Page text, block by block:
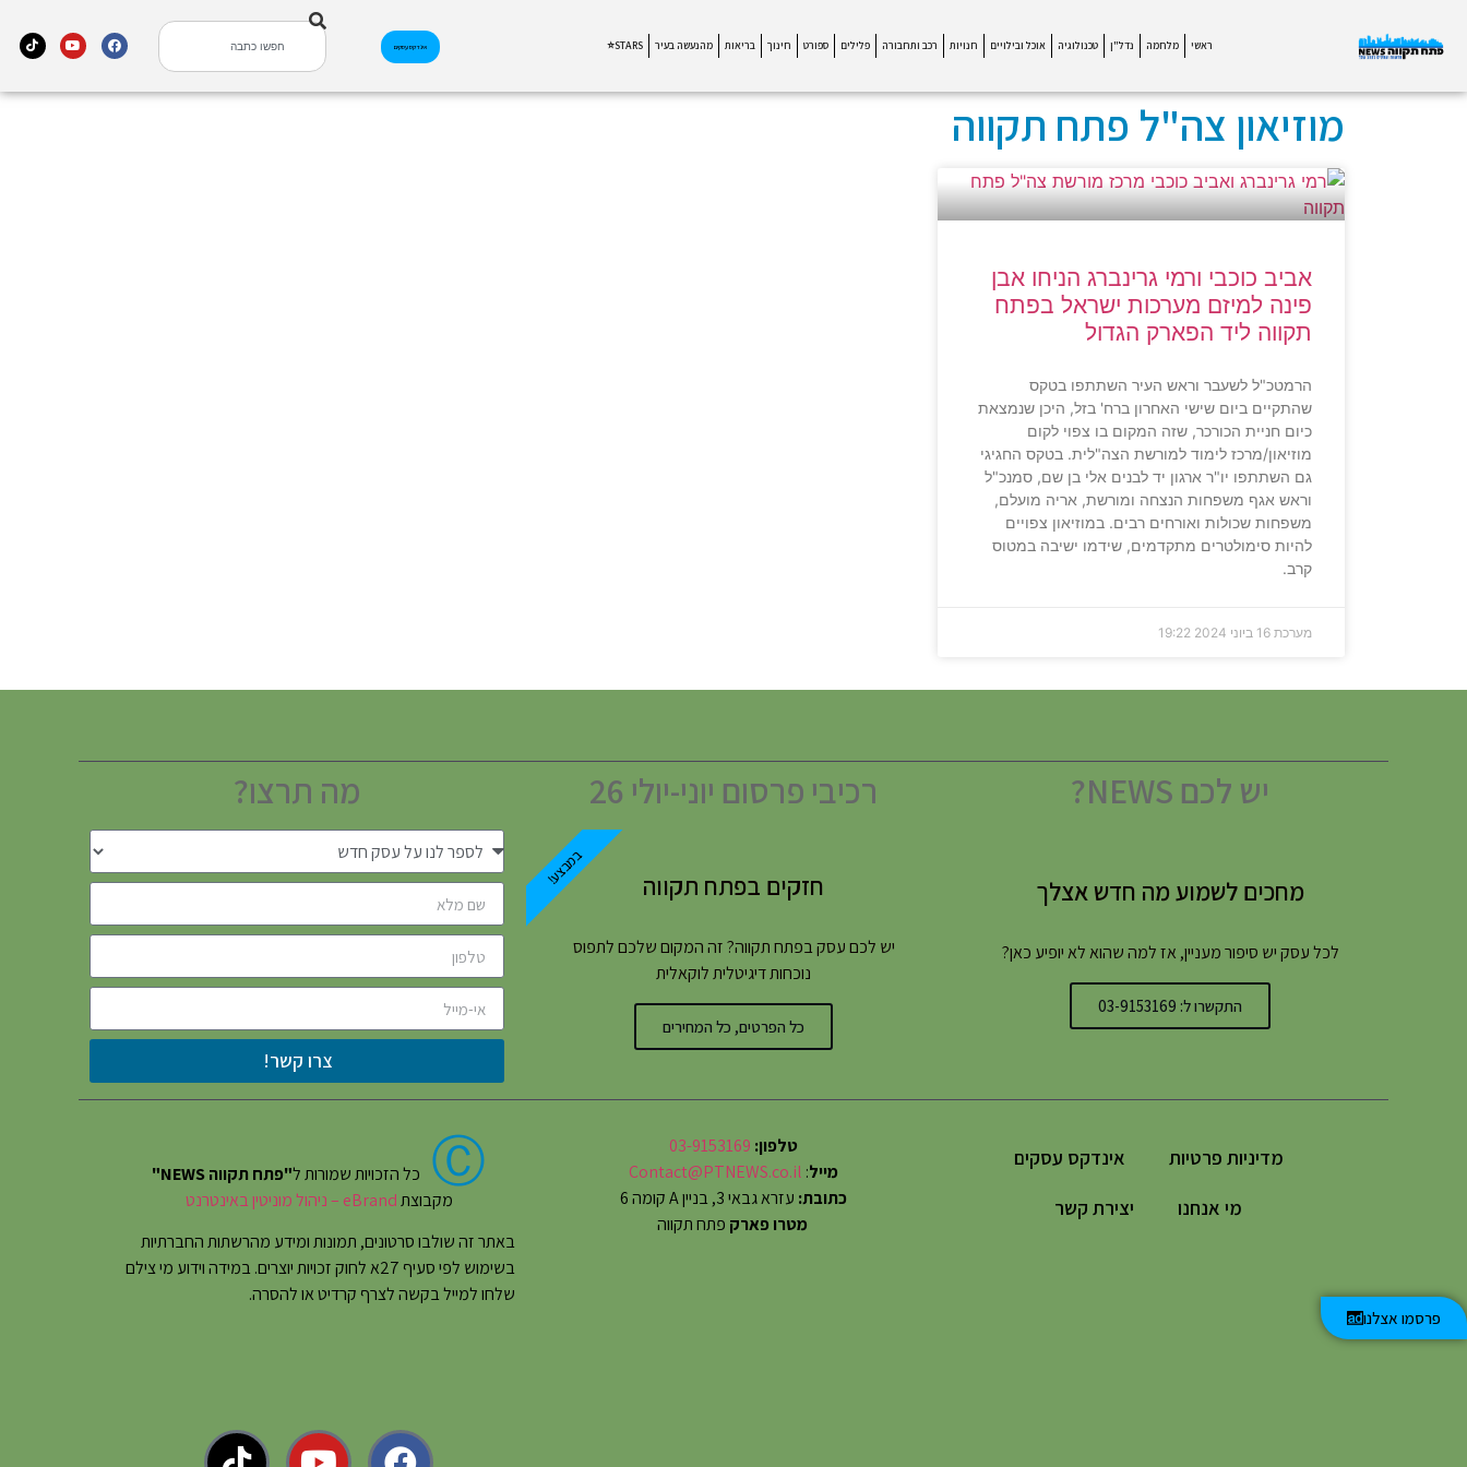
ראשי מלחמה נדל"ן טכנולוגיה אוכל ובילויים חנויות רכב ותחבורה פלילים ספורט חינוך בריאות מהנעשה בעיר STARS⭐ אינדקס עסקים
מוזיאון צה"ל פתח תקווה
אביב כוכבי ורמי גרינברג הניחו אבן
פינה למיזם מערכות ישראל בפתח
תקווה ליד הפארק הגדול
הרמטכ"ל לשעבר וראש העיר השתתפו בטקס
שהתקיים ביום שישי האחרון ברח' בזל, היכן שנמצאת
כיום חניית הכורכר, שזה המקום בו צפוי לקום
מוזיאון/מרכז לימוד למורשת הצה"לית. בטקס החגיגי
גם השתתפו יו"ר ארגון יד לבנים אלי בן שם, סמנכ"ל
וראש אגף משפחות הנצחה ומורשת, אריה מועלם,
משפחות שכולות ואורחים רבים. במוזיאון צפויים
להיות סימולטרים מתקדמים, שידמו ישיבה במטוס
קרב.
מערכת 16 ביוני 2024 19:22
פרסמו אצלנו
יש לכם NEWS?
מחכים לשמוע מה חדש אצלך
לכל עסק יש סיפור מעניין, אז למה שהוא לא יופיע כאן?
התקשרו ל: 03-9153169
רכיבי פרסום יוני-יולי 26
חזקים בפתח תקווה
יש לכם עסק בפתח תקווה? זה המקום שלכם לתפוס
נוכחות דיגיטלית לוקאלית
כל הפרטים, כל המחירים
במבצע!
מה תרצו?
צרו קשר!
מדיניות פרטיות
אינדקס עסקים
מי אנחנו
יצירת קשר
טלפון: 03-9153169
מייל:
Contact@PTNEWS.co.il
כתובת: עזרא גבאי 3, בניין A קומה 6
מטרו פארק פתח תקווה
Ⓒ כל הזכויות שמורות ל"פתח תקווה NEWS"
מקבוצתeBrand – ניהול מוניטין באינטרנט
באתר זה שולבו סרטונים, תמונות ומידע מהרשתות החברתיות
בשימוש לפי סעיף 27א לחוק זכויות יוצרים. במידה וידוע מי צילם
שלחו למייל בקשה לצרף קרדיט או להסרה.